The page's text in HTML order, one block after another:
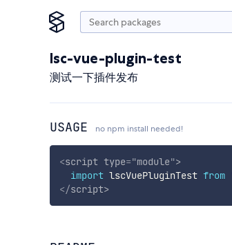
lsc-vue-plugin-test
测试一下插件发布
USAGE no npm install needed!
<script type="module">
import lscVuePluginTest from
</script>